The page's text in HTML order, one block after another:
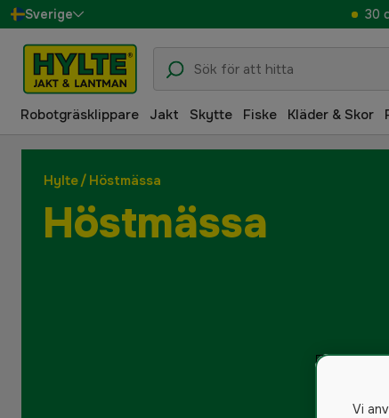
Sverige
Danmark
Suomi
Norge
30
Robotgräsklippare Jakt Skytte Fiske Kläder & Skor
Hylte/ Höstmässa
Höstmässa
Vi